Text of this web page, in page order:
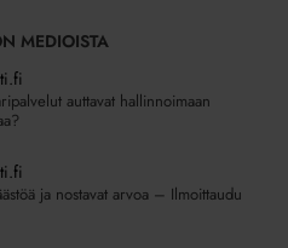
MEDIOISTA
auttavat hallinnoimaan
ja nostavat arvoa – Ilmoittaudu